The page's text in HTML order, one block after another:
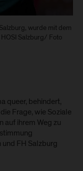
wurde mit dem
Salzburg/ Foto
queer, behindert,
Frage, wie Soziale
auf ihrem Weg zu
FH Salzburg